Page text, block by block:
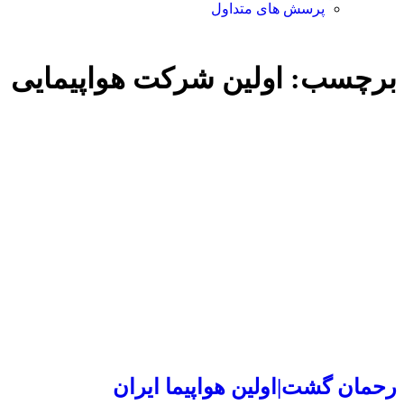
پرسش های متداول
برچسب: اولین شرکت هواپیمایی
رحمان گشت|اولین هواپیما ایران